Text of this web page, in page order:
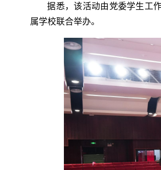
据悉，该活动由党委学生工
属学校联合举办。